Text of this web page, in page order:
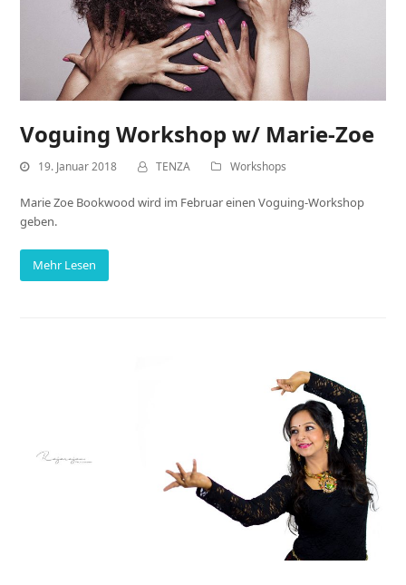
Voguing Workshop w/ Marie-Zoe
19. Januar 2018 TENZA Workshops
Marie Zoe Bookwood wird im Februar einen Voguing-Workshop
geben.
Mehr Lesen